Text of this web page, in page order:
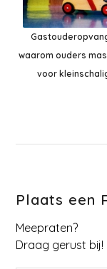
waarom ouders
voor
Plaats een
Meepraten?
Draag gerust bij!